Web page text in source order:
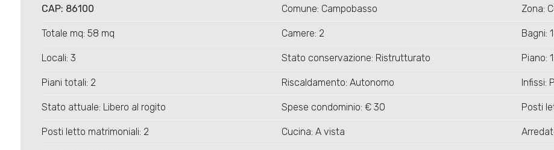
CAP: 86100 Comune: Campobasso Zona:
Totale mq: 58 mq Camere: 2 Bagni: 1
Locali: 3 Stato conservazione: Ristrutturato Piano: 1
Piani totali: 2 Riscaldamento: Autonomo Infissi:
Stato attuale: Libero al rogito Spese condominio: € 30 Posti
Posti letto matrimoniali: 2 Cucina: A vista